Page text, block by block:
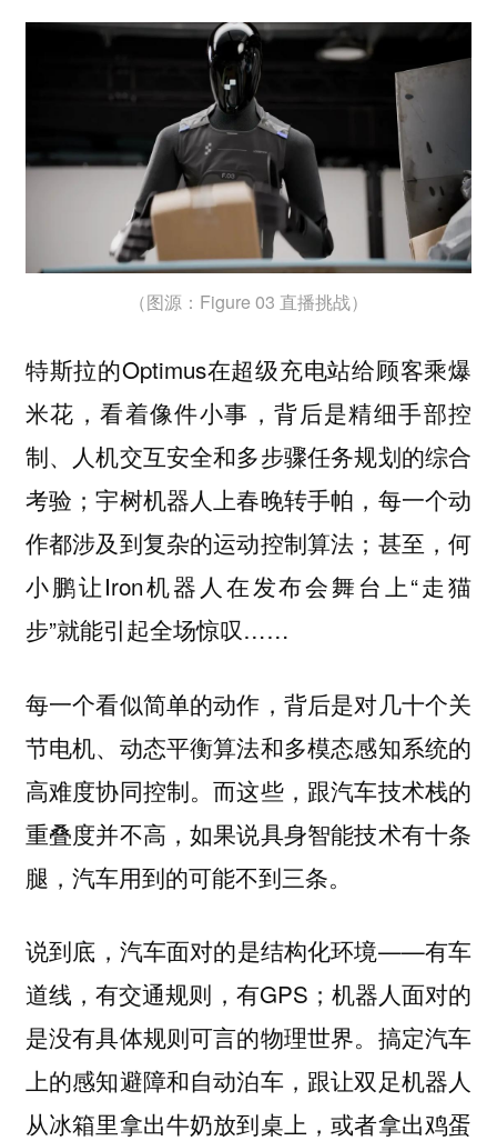
（图源：Figure 03 直播挑战）
特斯拉的Optimus在超级充电站给顾客乘爆
米花，看着像件小事，背后是精细手部控
制、人机交互安全和多步骤任务规划的综合
考验；宇树机器人上春晚转手帕，每一个动
作都涉及到复杂的运动控制算法；甚至，何
小鹏让Iron机器人在发布会舞台上“走猫
步”就能引起全场惊叹……
每一个看似简单的动作，背后是对几十个关
节电机、动态平衡算法和多模态感知系统的
高难度协同控制。而这些，跟汽车技术栈的
重叠度并不高，如果说具身智能技术有十条
腿，汽车用到的可能不到三条。
说到底，汽车面对的是结构化环境——有车
道线，有交通规则，有GPS；机器人面对的
是没有具体规则可言的物理世界。搞定汽车
上的感知避障和自动泊车，跟让双足机器人
从冰箱里拿出牛奶放到桌上，或者拿出鸡蛋